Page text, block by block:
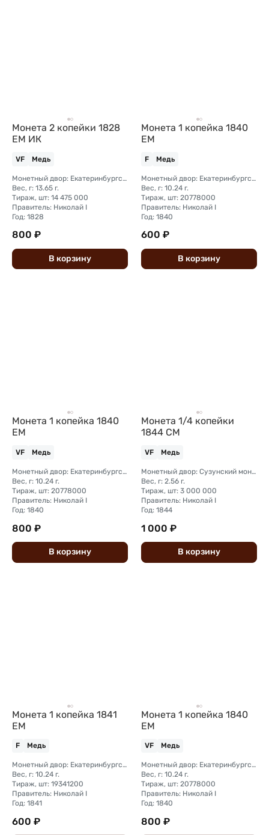
Монета 2 копейки 1828
ЕМ ИК
VF Медь
Монетный двор: Екатеринбургский монетный двор
Вес, г: 13.65 г.
Тираж, шт: 14 475 000
Правитель: Николай I
Год: 1828
800 ₽
В корзину
Монета 1 копейка 1840
ЕМ
F Медь
Монетный двор: Екатеринбургский монетный двор
Вес, г: 10.24 г.
Тираж, шт: 20778000
Правитель: Николай I
Год: 1840
600 ₽
В корзину
Монета 1 копейка 1840
ЕМ
VF Медь
Монетный двор: Екатеринбургский монетный двор
Вес, г: 10.24 г.
Тираж, шт: 20778000
Правитель: Николай I
Год: 1840
800 ₽
В корзину
Монета 1/4 копейки
1844 СМ
VF Медь
Монетный двор: Сузунский монетный двор (Сибирь)
Вес, г: 2.56 г.
Тираж, шт: 3 000 000
Правитель: Николай I
Год: 1844
1 000 ₽
В корзину
Монета 1 копейка 1841
ЕМ
F Медь
Монетный двор: Екатеринбургский монетный двор
Вес, г: 10.24 г.
Тираж, шт: 19341200
Правитель: Николай I
Год: 1841
600 ₽
Монета 1 копейка 1840
ЕМ
VF Медь
Монетный двор: Екатеринбургский монетный двор
Вес, г: 10.24 г.
Тираж, шт: 20778000
Правитель: Николай I
Год: 1840
800 ₽